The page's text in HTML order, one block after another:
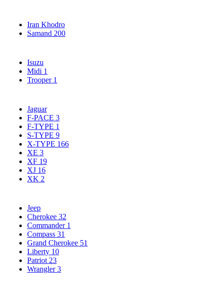
Iran Khodro
Samand 200
Isuzu
Midi 1
Trooper 1
Jaguar
F-PACE 3
F-TYPE 1
S-TYPE 9
X-TYPE 166
XE 3
XF 19
XJ 16
XK 2
Jeep
Cherokee 32
Commander 1
Compass 31
Grand Cherokee 51
Liberty 10
Patriot 23
Wrangler3